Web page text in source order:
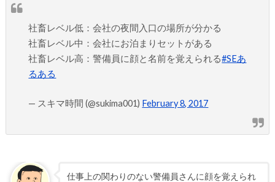
社畜レベル低：会社の夜間入口の場所が分かる
社畜レベル中：会社にお泊まりセットがある
社畜レベル高：警備員に顔と名前を覚えられる#SEあ
るある
— スキマ時間 (@sukima001) February 8, 2017
仕事上の関わりのない警備員さんに顔を覚えられ